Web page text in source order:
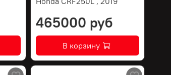
465000 руб
В корзину